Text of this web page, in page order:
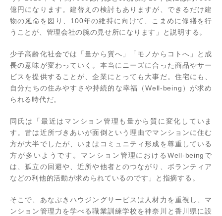
億円になります。建替えの検討もありますが、できるだけ建
物の延命を図り、100年の維持に向けて、こまめに修繕を行
うことが、管理会社の腕の見せ所になります」と説明する。
少子高齢化社会では「量から質へ」「モノからコトへ」と成
長の意味が変わっていく。本当にニーズに合った商品やサー
ビスを提供することが、企業にとっても大事だ。住宅にも、
自分たちの住みやすさや持続的な幸福（Well-being）が求め
られる時代だ。
同氏は「最近はマンション管理も量から質に変化していま
す。昔は近所づきあいが面倒という理由でマンションに住む
方が大半でしたが、いまはコミュニティ形成を尊重している
方が多いようです。マンション管理におけるWell-beingで
は、孤立の回避や、近所や他者とのつながり、ボランティア
などの利他的活動が求められているのです」と指摘する。
そこで、あなぶきハウジングサービスは人材力を重視し、マ
ンション管理力を学べる職業訓練学校を神奈川と香川県に設